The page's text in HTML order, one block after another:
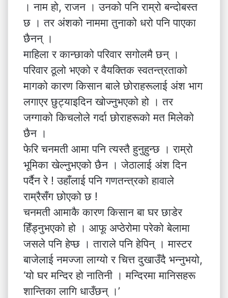
। नाम हो, राजन । उनको पनि राम्रो बन्दोबस्त
छ । तर अंशको नाममा तुनाको धरो पनि पाएका
छैनन् ।
माहिला र कान्छाको परिवार सगोलमै छन् ।
परिवार ठूलो भएको र वैयक्तिक स्वतन्त्रताको
मागको कारण किसान बाले छोराहरूलाई अंश भाग
लगाएर छुट्याइदिन खोज्नुभएको हो । तर
जग्गाको किचलोले गर्दा छोराहरूको मत मिलेको
छैन ।
फेरि चनमती आमा पनि त्यस्तै हुनुहुन्छ । राम्रो
भूमिका खेल्नुभएको छैन । जेठालाई अंश दिन
पर्दैन रे ! उहाँलाई पनि गणतन्त्रको हावाले
राम्रैसँग छोएको छ !
चनमती आमाकै कारण किसान बा घर छाडेर
हिँड्नुभएको हो । आफू अप्ठेरोमा परेको बेलामा
जसले पनि हेप्छ । ताराले पनि हेपिन् । मास्टर
बाजेलाई नमज्जा लाग्यो र चित्त दुखाउँदै भन्नुभयो,
‘यो घर मन्दिर हो नातिनी । मन्दिरमा मानिसहरू
शान्तिका लागि धाउँछन् ।’